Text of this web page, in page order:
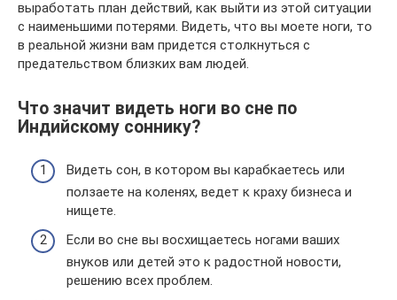
выработать план действий, как выйти из этой ситуации
с наименьшими потерями. Видеть, что вы моете ноги, то
в реальной жизни вам придется столкнуться с
предательством близких вам людей.
Что значит видеть ноги во сне по
Индийскому соннику?
Видеть сон, в котором вы карабкаетесь или
ползаете на коленях, ведет к краху бизнеса и
нищете.
Если во сне вы восхищаетесь ногами ваших
внуков или детей это к радостной новости,
решению всех проблем.